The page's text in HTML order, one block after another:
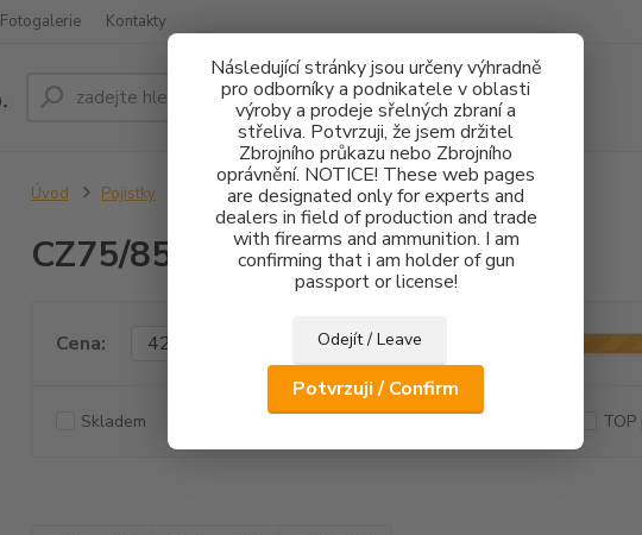
Následující stránky jsou určeny výhradně
pro odborníky a podnikatele v oblasti
výroby a prodeje sřelných zbraní a
střeliva. Potvrzuji, že jsem držitel
Zbrojního průkazu nebo Zbrojního
oprávnění. NOTICE! These web pages
are designated only for experts and
dealers in field of production and trade
with firearms and ammunition. I am
confirming that i am holder of gun
passport or license!
Odejít / Leave
Potvrzuji / Confirm
Fotogalerie Kontakty
Hledat
Úvod Pojistky CZ75/85
CZ75/85
Cena:
Skladem Akce Doprava ZDARMA